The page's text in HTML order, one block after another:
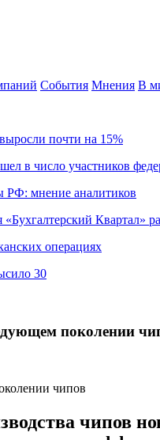
События Мнения В
почти на 15%
в число участников
РФ: мнение аналитиков
Квартал»
операциях
30
поколении
чипов